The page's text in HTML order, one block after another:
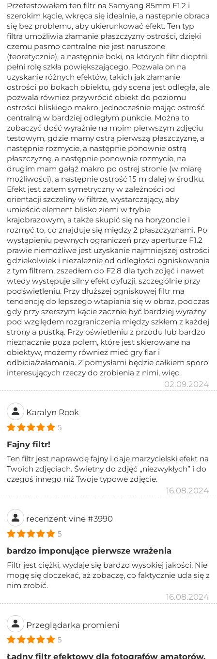
Przetestowałem ten filtr na Samyang 85mm F1.2 i
szerokim kącie, wkręca się idealnie, a następnie obraca
się bez problemu, aby ukierunkować efekt. Ten typ
filtra umożliwia złamanie płaszczyzny ostrości, dzięki
czemu pasmo centralne nie jest naruszone
(teoretycznie), a następnie boki, na których filtr dioptrii
pełni rolę szkła powiększającego. Pozwala on na
uzyskanie różnych efektów, takich jak złamanie
ostrości po bokach obiektu, gdy scena jest odległa, ale
pozwala również przywrócić obiekt do poziomu
ostrości bliskiego makro, jednocześnie mając ostrość
centralną w bardziej odległym punkcie. Można to
zobaczyć dość wyraźnie na moim pierwszym zdjęciu
testowym, gdzie mamy ostrą pierwszą płaszczyznę, a
następnie rozmycie, a następnie ponownie ostrą
płaszczyznę, a następnie ponownie rozmycie, na
drugim mam gałąź makro po ostrej stronie (w miarę
możliwości), a następnie ostrość 15 m dalej w środku.
Efekt jest zatem symetryczny w zależności od
orientacji szczeliny w filtrze, wystarczający, aby
umieścić element blisko ziemi w trybie
krajobrazowym, a także skupić się na horyzoncie i
rozmyć to, co znajduje się między 2 płaszczyznami. Po
wystąpieniu pewnych ograniczeń przy aperturze F1.2
prawie niemożliwe jest uzyskanie najmniejszej ostrości
gdziekolwiek i niezależnie od odległości ogniskowania
z tym filtrem, zszedłem do F2.8 dla tych zdjęć i nawet
wtedy występuje silny efekt dyfuzji, szczególnie przy
podświetleniu. Przy dłuższej ogniskowej filtr ma
tendencję do lepszego wtapiania się w obraz, podczas
gdy przy szerszym kącie zacznie być bardziej wyraźny
pod względem rozgraniczenia między szkłem z każdej
strony a pustką. Przy oświetleniu z przodu lub bardzo
nieznacznie poza polem, które jest skierowane na
obiektyw, możemy również mieć gry flar i
odbicia/załamania. Z pomysłami będzie całkiem sporo
interesujących rzeczy do zrobienia z nimi, więc.
02.09.2024
Karalyn Rook
5
Fajny filtr!
Ten filtr jest naprawdę fajny i daje marzycielski efekt na
Twoich zdjęciach. Świetny do zdjęć „niezwykłych” i do
czegoś innego niż Twoje typowe zdjęcie.
16.08.2024
recenzent vine #3990
5
bardzo imponujące pierwsze wrażenia
Filtr jest ciężki, wydaje się bardzo wysokiej jakości. Nie
mogę się doczekać, aż zobaczę, co faktycznie uda się z
nim zrobić.
16.08.2024
Przeglądarka promieni
5
Ładny filtr efektowy dla fotografów amatorów.